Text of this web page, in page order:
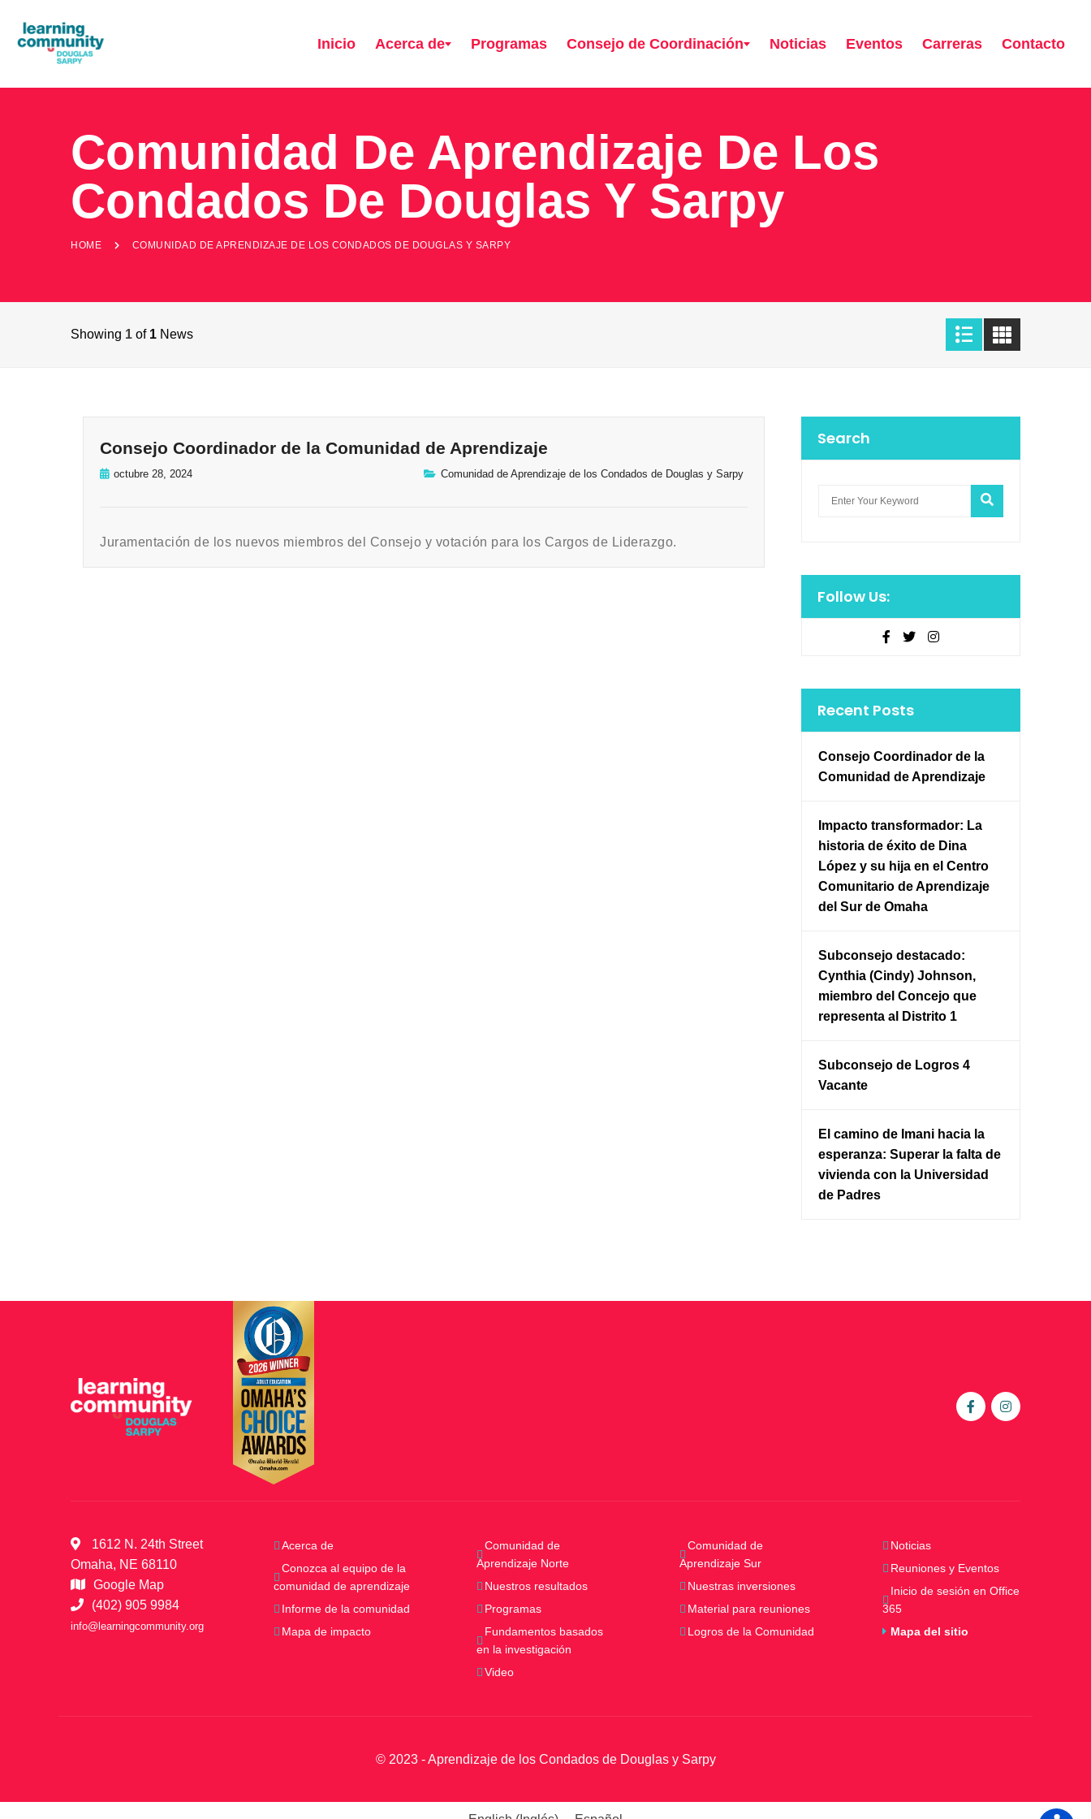
Inicio Acerca de Programas Consejo de Coordinación Noticias Eventos Carreras Contacto
Comunidad De Aprendizaje De Los
Condados De Douglas Y Sarpy
HOME COMUNIDAD DE APRENDIZAJE DE LOS CONDADOS DE DOUGLAS Y SARPY
Showing 1 of 1 News
Consejo Coordinador de la Comunidad de Aprendizaje
octubre 28, 2024 Comunidad de Aprendizaje de los Condados de Douglas y Sarpy
Juramentación de los nuevos miembros del Consejo y votación para los Cargos de Liderazgo.
Search
Follow Us:
Recent Posts
Consejo Coordinador de la
Comunidad de Aprendizaje
Impacto transformador: La
historia de éxito de Dina
López y su hija en el Centro
Comunitario de Aprendizaje
del Sur de Omaha
Subconsejo destacado:
Cynthia (Cindy) Johnson,
miembro del Concejo que
representa al Distrito 1
Subconsejo de Logros 4
Vacante
El camino de Imani hacia la
esperanza: Superar la falta de
vivienda con la Universidad
de Padres
1612 N. 24th Street
Omaha, NE 68110
Google Map
(402) 905 9984
info@learningcommunity.org
Acerca de
Conozca al equipo de la
comunidad de aprendizaje
Informe de la comunidad
Mapa de impacto
Comunidad de
Aprendizaje Norte
Nuestros resultados
Programas
Fundamentos basados
en la investigación
Video
Comunidad de
Aprendizaje Sur
Nuestras inversiones
Material para reuniones
Logros de la Comunidad
Noticias
Reuniones y Eventos
Inicio de sesión en Office
365
Mapa del sitio
© 2023 - Aprendizaje de los Condados de Douglas y Sarpy